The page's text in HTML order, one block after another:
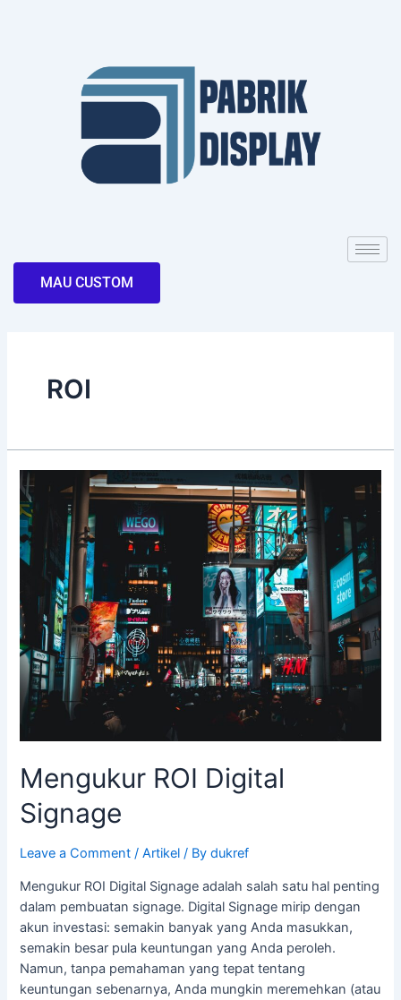
MAU CUSTOM
ROI
Mengukur ROI Digital
Signage
Leave a Comment /Artikel / Bydukref
Mengukur ROI Digital Signage adalah salah satu hal penting
dalam pembuatan signage. Digital Signage mirip dengan
akun investasi: semakin banyak yang Anda masukkan,
semakin besar pula keuntungan yang Anda peroleh.
Namun, tanpa pemahaman yang tepat tentang
keuntungan sebenarnya, Anda mungkin meremehkan (atau
Mengukur
ROI
Digital
Signage